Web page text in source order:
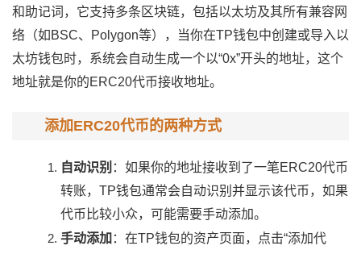
和助记词，它支持多条区块链，包括以太坊及其所有兼容网
络（如BSC、Polygon等），当你在TP钱包中创建或导入以
太坊钱包时，系统会自动生成一个以“0x”开头的地址，这个
地址就是你的ERC20代币接收地址。
添加ERC20代币的两种方式
自动识别 ：如果你的地址接收到了一笔ERC20代币
转账，TP钱包通常会自动识别并显示该代币，如果
代币比较小众，可能需要手动添加。
手动添加 ：在TP钱包的资产页面，点击“添加代